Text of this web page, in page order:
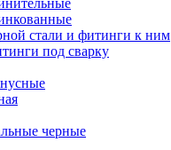
стали и фитинги к ним
под сварку
черные